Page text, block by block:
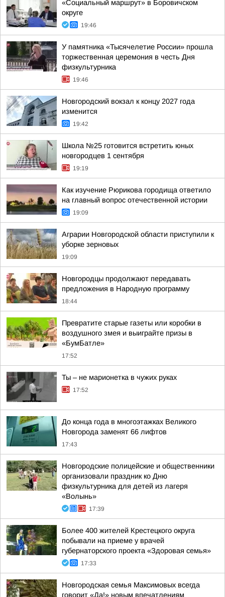
«Социальный маршрут» в Боровичском
округе
19:46
У памятника «Тысячелетие России» прошла
торжественная церемония в честь Дня
физкультурника
19:46
Новгородский вокзал к концу 2027 года
изменится
19:42
Школа №25 готовится встретить юных
новгородцев 1 сентября
19:19
Как изучение Рюрикова городища ответило
на главный вопрос отечественной истории
19:09
Аграрии Новгородской области приступили к
уборке зерновых
19:09
Новгородцы продолжают передавать
предложения в Народную программу
18:44
Превратите старые газеты или коробки в
воздушного змея и выиграйте призы в
«БумБатле»
17:52
Ты – не марионетка в чужих руках
17:52
До конца года в многоэтажках Великого
Новгорода заменят 66 лифтов
17:43
Новгородские полицейские и общественники
организовали праздник ко Дню
физкультурника для детей из лагеря
«Волынь»
17:39
Более 400 жителей Крестецкого округа
побывали на приеме у врачей
губернаторского проекта «Здоровая семья»
17:33
Новгородская семья Максимовых всегда
говорит «Да!» новым впечатлениям